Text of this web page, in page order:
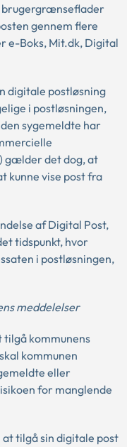
brugergrænseflader
gennem flere
e-Boks, Mit.dk, Digital
digitale postløsning
i postløsningen,
sygemeldte har
gælder det dog, at
kunne vise post fra
af Digital Post,
tidspunkt, hvor
i postløsningen,
meddelelser
tilgå kommunens
kommunen
eller
for manglende
tilgå sin digitale post